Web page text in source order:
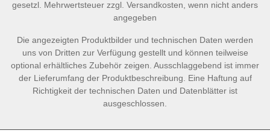
gesetzl. Mehrwertsteuer zzgl. Versandkosten, wenn nicht anders
angegeben
Die angezeigten Produktbilder und technischen Daten werden
uns von Dritten zur Verfügung gestellt und können teilweise
optional erhältliches Zubehör zeigen. Ausschlaggebend ist immer
der Lieferumfang der Produktbeschreibung. Eine Haftung auf
Richtigkeit der technischen Daten und Datenblätter ist
ausgeschlossen.